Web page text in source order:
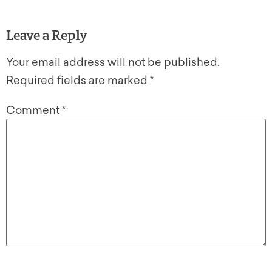
Leave a Reply
Your email address will not be published.
Required fields are marked *
Comment*